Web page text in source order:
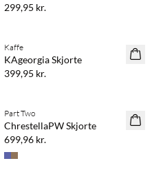
299,95 kr.
NYHED
Kaffe
KAgeorgia Skjorte
399,95 kr.
NYHED
Part Two
ChrestellaPW Skjorte
699,96 kr.